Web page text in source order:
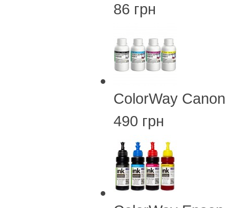
86 грн
ColorWay
490 грн